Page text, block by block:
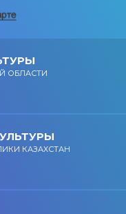
ОБЛАСТИ
КАЗАХСТАН